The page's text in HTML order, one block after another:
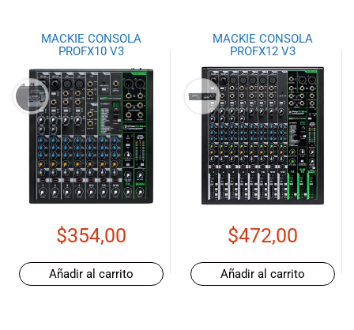
MACKIE CONSOLA
PROFX10 V3
$354,00
Añadir al carrito
MACKIE CONSOLA
PROFX12 V3
$472,00
Añadir al carrito